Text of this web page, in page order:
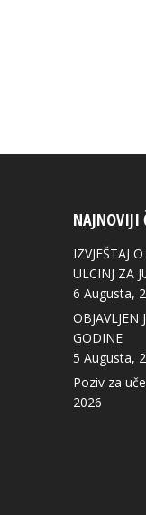
NAJNOVIJI
IZVJEŠTAJ
ULCINJ ZA
6 Augusta,
OBJAVLJEN
GODINE
5 Augusta,
Poziv za
2026